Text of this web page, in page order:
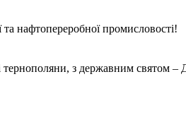
та нафтопереробної промисловості!
тернополяни, з державним святом